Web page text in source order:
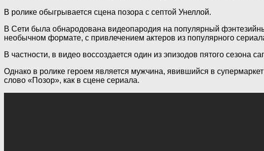
В ролике обыгрывается сцена позора с септой Унеллой.
В Сети была обнародована видеопародия на популярный
необычном формате, с привлечением актеров из популярного
В частности, в видео воссоздается один из эпизодов пятого
Однако в ролике героем является мужчина, явившийся в
слово «Позор», как в сцене сериала.